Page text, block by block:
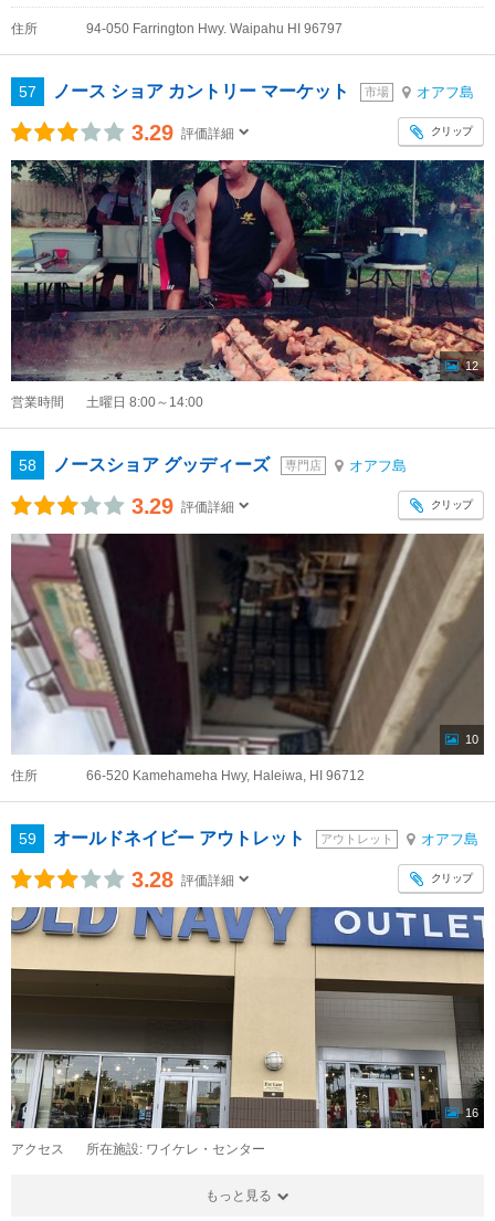
住所 94-050 Farrington Hwy. Waipahu HI 96797
57 ノース ショア カントリー マーケット 市場 オアフ島
3.29 評価詳細 クリップ
12
営業時間 土曜日 8:00～14:00
58 ノースショア グッディーズ 専門店 オアフ島
3.29 評価詳細 クリップ
10
住所 66-520 Kamehameha Hwy, Haleiwa, HI 96712
59 オールドネイビー アウトレット アウトレット オアフ島
3.28 評価詳細 クリップ
16
アクセス 所在施設: ワイケレ・センター
もっと見る